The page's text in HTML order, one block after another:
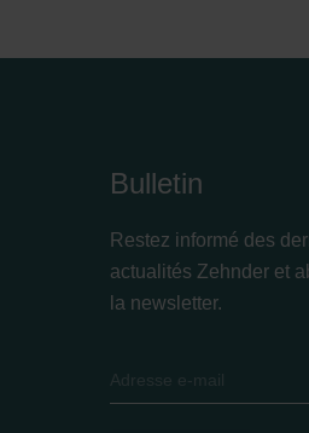
Bulletin
Restez informé des
actualités Zehnder et
la newsletter.